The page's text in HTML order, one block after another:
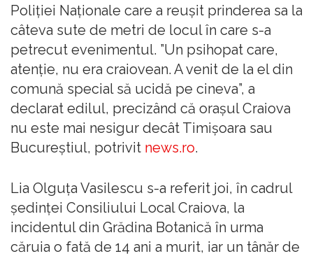
Poliţiei Naţionale care a reuşit prinderea sa la
câteva sute de metri de locul în care s-a
petrecut evenimentul. ”Un psihopat care,
atenţie, nu era craiovean. A venit de la el din
comună special să ucidă pe cineva”, a
declarat edilul, precizând că oraşul Craiova
nu este mai nesigur decât Timişoara sau
Bucureştiul, potrivit news.ro.
Lia Olguţa Vasilescu s-a referit joi, în cadrul
şedinţei Consiliului Local Craiova, la
incidentul din Grădina Botanică în urma
căruia o fată de 14 ani a murit, iar un tânăr de